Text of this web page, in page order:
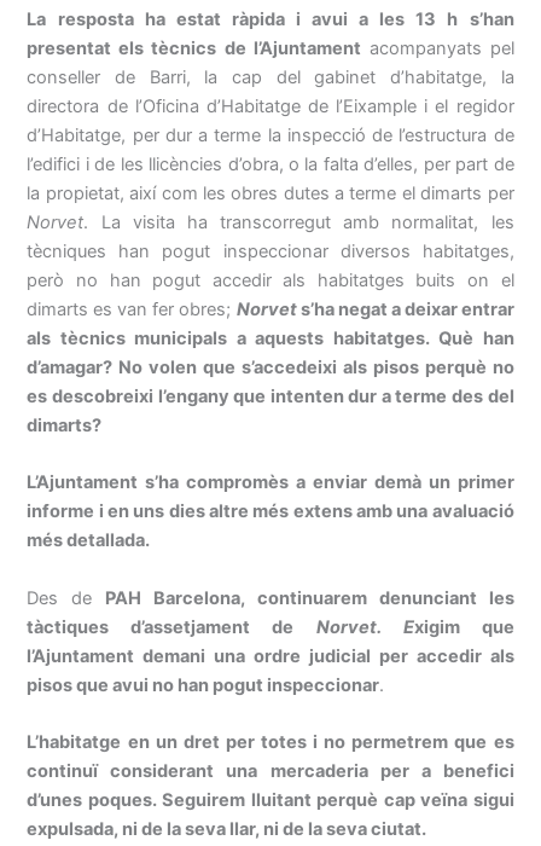
La resposta ha estat ràpida i avui a les 13 h s’han
presentat els tècnics de l’Ajuntament acompanyats pel
conseller de Barri, la cap del gabinet d’habitatge, la
directora de l’Oficina d’Habitatge de l’Eixample i el regidor
d’Habitatge, per dur a terme la inspecció de l’estructura de
l’edifici i de les llicències d’obra, o la falta d’elles, per part de
la propietat, així com les obres dutes a terme el dimarts per
Norvet. La visita ha transcorregut amb normalitat, les
tècniques han pogut inspeccionar diversos habitatges,
però no han pogut accedir als habitatges buits on el
dimarts es van fer obres; Norvets’ha negat a deixar entrar
als tècnics municipals a aquests habitatges. Què han
d’amagar? No volen que s’accedeixi als pisos perquè no
es descobreixi l’engany que intenten dur a terme des del
dimarts?
L’Ajuntament s’ha compromès a enviar demà un primer
informe i en uns dies altre més extens amb una avaluació
més detallada.
Des de PAH Barcelona, continuarem denunciant les
tàctiques d’assetjament de Norvet. Exigim que
l’Ajuntament demani una ordre judicial per accedir als
pisos que avui no han pogut inspeccionar.
L’habitatge en un dret per totes i no permetrem que es
continuï considerant una mercaderia per a benefici
d’unes poques. Seguirem lluitant perquè cap veïna sigui
expulsada, ni de la seva llar, ni de la seva ciutat.